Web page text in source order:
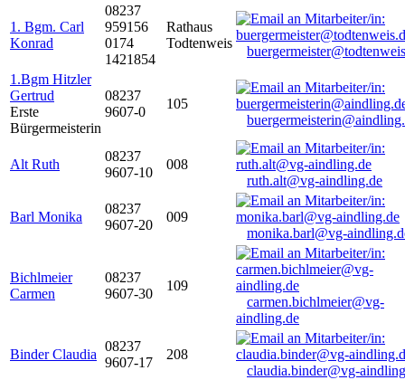
1. Bgm. Carl
Konrad
08237
959156
0174
1421854
Rathaus
Todtenweis
1.Bgm Hitzler
Gertrud
Erste
Bürgermeisterin
08237
9607-0
105
Alt Ruth
08237
9607-10
008
ruth.alt@vg-aindling.de
Barl Monika
08237
9607-20
009
monika.barl@vg-
Bichlmeier
Carmen
08237
9607-30
109
carmen.bichlmeier@vg-
aindling.de
Binder Claudia
08237
9607-17
208
claudia.binder@vg-